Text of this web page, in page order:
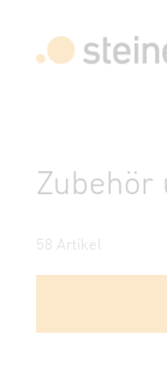
Suche
Zubehör
58 Artikel